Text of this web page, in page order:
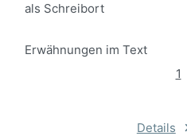
als Schreibort
Erwähnungen im Text
1
Details